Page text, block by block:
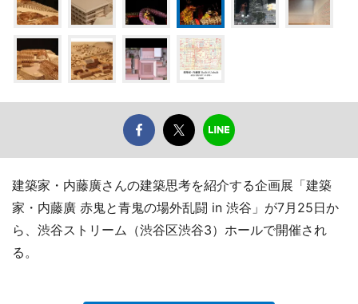
建築家・内藤廣さんの建築思考を紹介する企画展「建築
家・内藤廣 赤鬼と青鬼の場外乱闘 in 渋谷」が7月25日か
ら、渋谷ストリーム（渋谷区渋谷3）ホールで開催され
る。